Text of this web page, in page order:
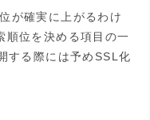
が確実に上がるわけ
順位を決める項目の一
する際には予めSSL化